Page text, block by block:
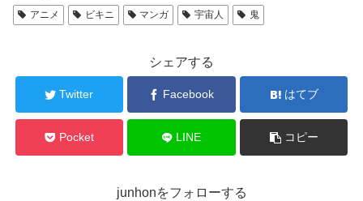
アニメ ビキニ マンガ 宇宙人 鬼
シェアする
Twitter Facebook はてブ
Pocket LINE コピー
junhonをフォローする